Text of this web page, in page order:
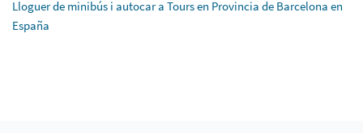
Lloguer de minibús i autocar a Tours en Provincia de Barcelona en
España